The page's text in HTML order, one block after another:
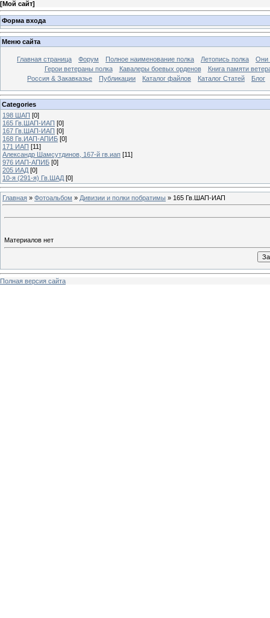
[Мой сайт]
Форма входа
Меню сайта
Главная страница Форум Полное наименование полка Летопись полка
Они
Герои ветераны полка
Кавалеры боевых орденов
Книга памяти
Россия & Закавказье
Публикации Каталог файлов Каталог Cтатей Блог
Categories
198 ШАП [0]
165 Гв.ШАП-ИАП [0]
167 Гв.ШАП-ИАП [0]
168 Гв.ИАП-АПИБ [0]
171 ИАП [11]
Александр Шамсутдинов, 167-й гв.иап [11]
976 ИАП-АПИБ [0]
205 ИАД [0]
10-я (291-я) Гв.ШАД [0]
Главная » Фотоальбом » Дивизии и полки побратимы » 165 Гв.ШАП-ИАП
Материалов нет
Полная версия сайта